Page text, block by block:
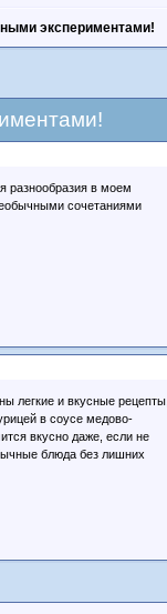
экспериментами!
разнообразия в моем
сочетаниями
легкие и вкусные рецепты,
в соусе медово-
вкусно даже, если не
блюда без лишних